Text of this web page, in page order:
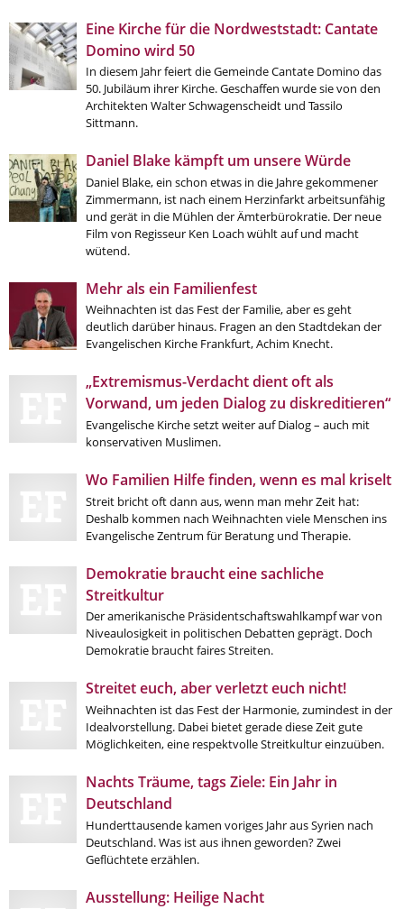
Videos
Beratung & Info
Impressum
Hinweis
Diese Website wurde am 28. November 2017
archiviert. Neues Online-Angebot:Evangelische
Kirche in Frankfurt.
Eine Kirche für die Nordweststadt: Cantate
Domino wird 50
In diesem Jahr feiert die Gemeinde Cantate Domino das
50. Jubiläum ihrer Kirche. Geschaffen wurde sie von den
Architekten Walter Schwagenscheidt und Tassilo
Sittmann.
Daniel Blake kämpft um unsere Würde
Daniel Blake, ein schon etwas in die Jahre gekommener
Zimmermann, ist nach einem Herzinfarkt arbeitsunfähig
und gerät in die Mühlen der Ämterbürokratie. Der neue
Film von Regisseur Ken Loach wühlt auf und macht
wütend.
Mehr als ein Familienfest
Weihnachten ist das Fest der Familie, aber es geht
deutlich darüber hinaus. Fragen an den Stadtdekan der
Evangelischen Kirche Frankfurt, Achim Knecht.
„Extremismus-Verdacht dient oft als
Vorwand, um jeden Dialog zu diskreditieren“
Evangelische Kirche setzt weiter auf Dialog – auch mit
konservativen Muslimen.
Wo Familien Hilfe finden, wenn es mal kriselt
Streit bricht oft dann aus, wenn man mehr Zeit hat:
Deshalb kommen nach Weihnachten viele Menschen ins
Evangelische Zentrum für Beratung und Therapie.
Demokratie braucht eine sachliche
Streitkultur
Der amerikanische Präsidentschaftswahlkampf war von
Niveaulosigkeit in politischen Debatten geprägt. Doch
Demokratie braucht faires Streiten.
Streitet euch, aber verletzt euch nicht!
Weihnachten ist das Fest der Harmonie, zumindest in der
Idealvorstellung. Dabei bietet gerade diese Zeit gute
Möglichkeiten, eine respektvolle Streitkultur einzuüben.
Nachts Träume, tags Ziele: Ein Jahr in
Deutschland
Hunderttausende kamen voriges Jahr aus Syrien nach
Deutschland. Was ist aus ihnen geworden? Zwei
Geflüchtete erzählen.
Ausstellung: Heilige Nacht